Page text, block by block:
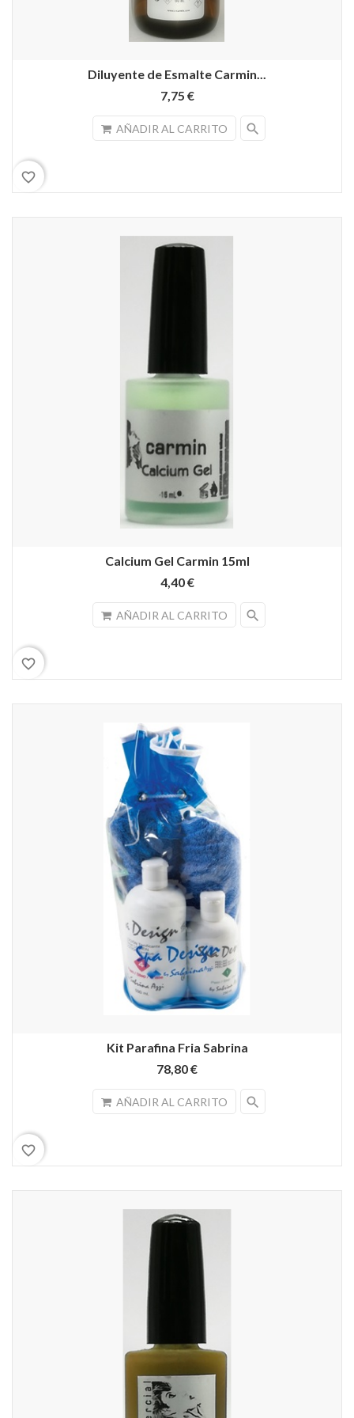
Diluyente de Esmalte Carmin...
7,75 €
AÑADIR AL CARRITO search
favorite_border
Calcium Gel Carmin 15ml
4,40 €
AÑADIR AL CARRITO search
favorite_border
Kit Parafina Fria Sabrina
78,80 €
AÑADIR AL CARRITO search
favorite_border